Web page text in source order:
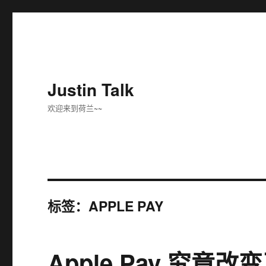
Justin Talk
欢迎来到荷兰~~
标签：APPLE PAY